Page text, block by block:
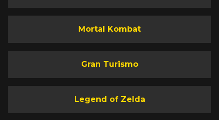
Mortal Kombat
Gran Turismo
Legend of Zelda